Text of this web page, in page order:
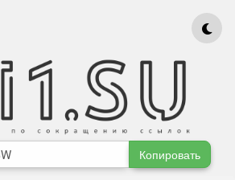
Копировать